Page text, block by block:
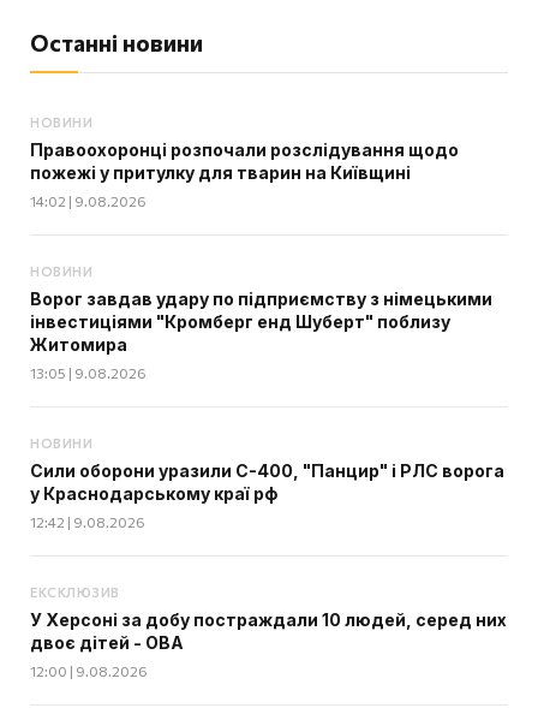
Останні новини
НОВИНИ
Правоохоронці розпочали розслідування щодо
пожежі у притулку для тварин на Київщині
14:02 | 9.08.2026
НОВИНИ
Ворог завдав удару по підприємству з німецькими
інвестиціями "Кромберг енд Шуберт" поблизу
Житомира
13:05 | 9.08.2026
НОВИНИ
Сили оборони уразили С-400, "Панцир" і РЛС ворога
у Краснодарському краї рф
12:42 | 9.08.2026
ЕКСКЛЮЗИВ
У Херсоні за добу постраждали 10 людей, серед них
двоє дітей - ОВА
12:00 | 9.08.2026